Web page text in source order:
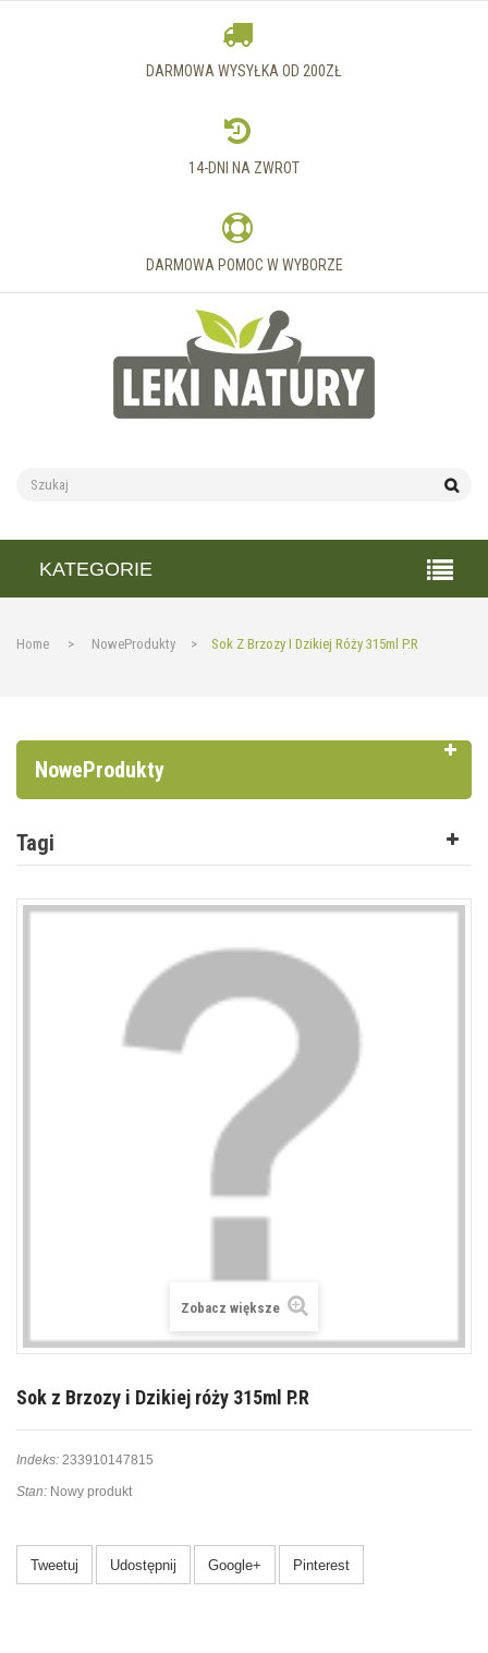
DARMOWA WYSYŁKA OD 200ZŁ
14-DNI NA ZWROT
DARMOWA POMOC W WYBORZE
KATEGORIE
Home > NoweProdukty > Sok Z Brzozy I Dzikiej Róży 315ml P.R
NoweProdukty
Tagi
Zobacz większe
Sok z Brzozy i Dzikiej róży 315ml P.R
Indeks: 233910147815
Stan: Nowy produkt
Tweetuj Udostępnij Google+ Pinterest